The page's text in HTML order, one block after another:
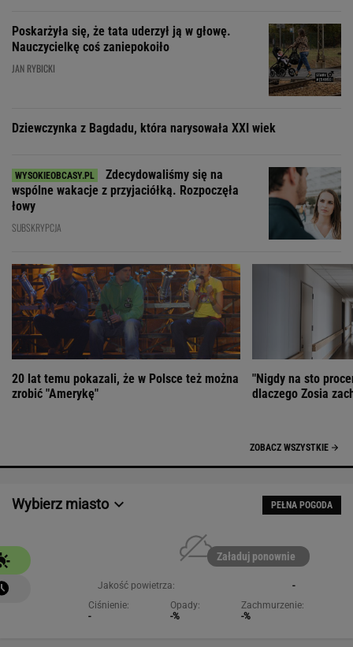
Poskarżyła się, że tata uderzył ją w głowę.
Nauczycielkę coś zaniepokoiło
JAN RYBICKI
Dziewczynka z Bagdadu, która narysowała XXI wiek
Zdecydowaliśmy się na
wspólne wakacje z przyjaciółką. Rozpoczęła
łowy
SUBSKRYPCJA
20 lat temu pokazali, że w Polsce też można
zrobić "Amerykę"
"Nigdy na sto
dlaczego Zosia
ZOBACZ WSZYSTKIE
Wybierz miasto PEŁNA POGODA
Załaduj ponownie
Jakość powietrza:
-
Ciśnienie:
-
Opady:
-%
Zachmurzenie:
-%